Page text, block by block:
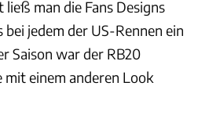
man die Fans Designs
jedem der US-Rennen ein
Saison war der RB20
einem anderen Look